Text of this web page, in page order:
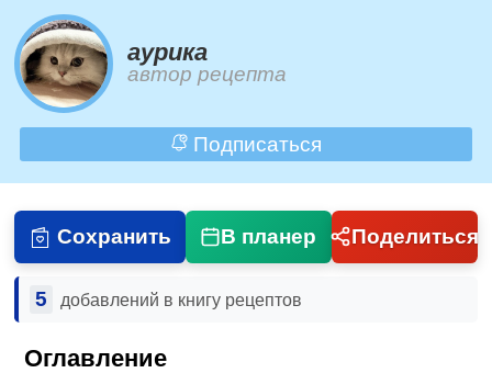
aурика
автор рецепта
Подписаться
Сохранить В планер Поделиться
5 добавлений в книгу рецептов
Оглавление